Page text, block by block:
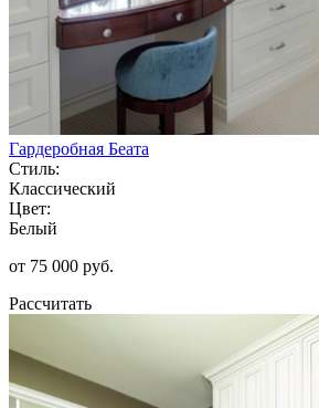
Гардеробная Беата
Стиль:
Классический
Цвет:
Белый
от 75 000 руб.
Рассчитать